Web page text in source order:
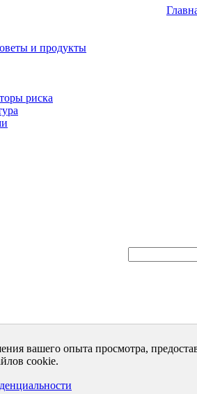
и продукты
риска
вашего опыта просмотра,
cookie.